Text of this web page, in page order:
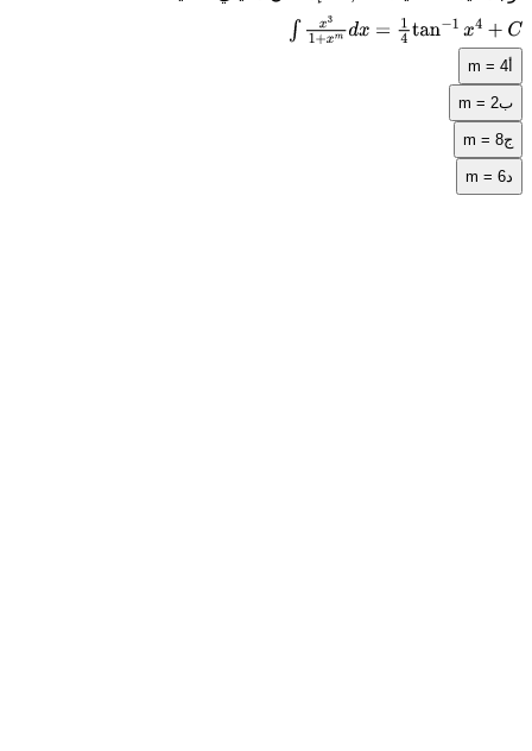
∫ x31+xmd x= 14tan− x4+ C
m = 4
بm = 2
جm = 8
m = 6